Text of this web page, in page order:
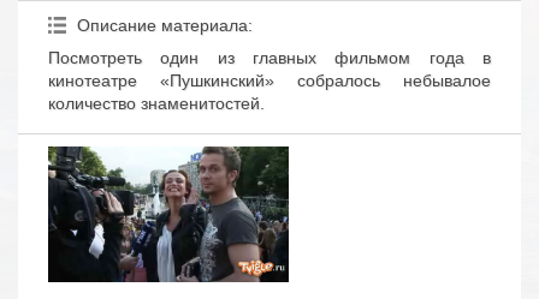
Описание материала:
Посмотреть один из главных фильмом года в
кинотеатре «Пушкинский» собралось небывалое
количество знаменитостей.